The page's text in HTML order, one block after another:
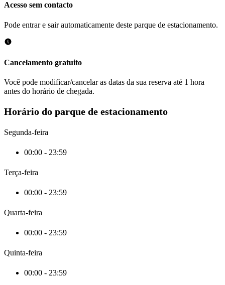
Acesso sem contacto
Pode entrar e sair automaticamente deste parque de estacionamento.
Cancelamento gratuito
Você pode modificar/cancelar as datas da sua reserva até 1 hora
antes do horário de chegada.
Horário do parque de estacionamento
Segunda-feira
00:00 - 23:59
Terça-feira
00:00 - 23:59
Quarta-feira
00:00 - 23:59
Quinta-feira
00:00 - 23:59